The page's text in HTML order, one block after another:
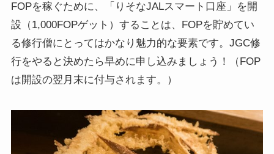
FOPを稼ぐために、「りそなJALスマート口座」を開
設（1,000FOPゲット）することは、FOPを貯めてい
る修行僧にとってはかなり魅力的な要素です。JGC修
行をやると決めたら早めに申し込みましょう！（FOP
は開設の翌月末に付与されます。）